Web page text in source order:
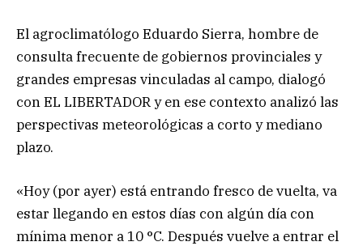
El agroclimatólogo Eduardo Sierra, hombre de
consulta frecuente de gobiernos provinciales y
grandes empresas vinculadas al campo, dialogó
con EL LIBERTADOR y en ese contexto analizó las
perspectivas meteorológicas a corto y mediano
plazo.
«Hoy (por ayer) está entrando fresco de vuelta, va
estar llegando en estos días con algún día con
mínima menor a 10 °C. Después vuelve a entrar el